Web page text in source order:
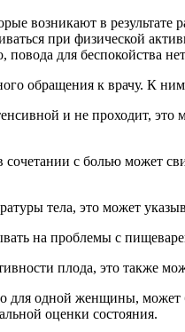
возникают в результате
при физической
для беспокойства
обращения к врачу. К ним
и не проходит,
с болью может
тела, это может
на проблемы с
плода, это также
для одной женщины,
оценки состояния.